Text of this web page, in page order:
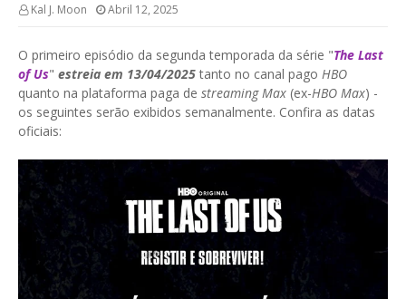
Kal J. Moon Abril 12, 2025
O primeiro episódio da segunda temporada da série "The Last
of Us" estreia em 13/04/2025tanto no canal pago HBO
quanto na plataforma paga de streaming Max (ex-HBO Max) -
os seguintes serão exibidos semanalmente. Confira as datas
oficiais: